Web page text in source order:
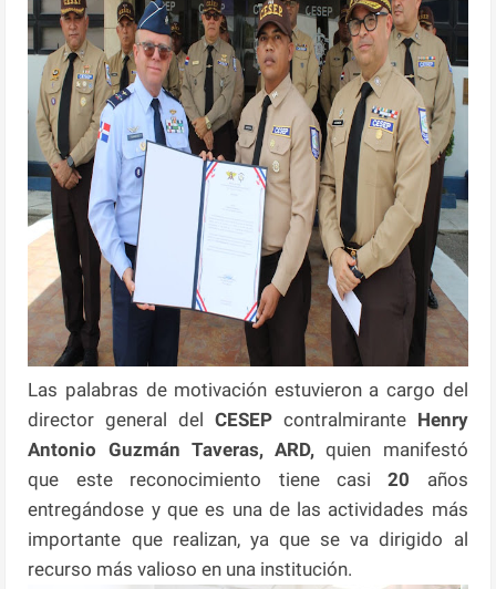
Las palabras de motivación estuvieron a cargo del
director general del CESEP contralmirante Henry
Antonio Guzmán Taveras, ARD, quien manifestó
que este reconocimiento tiene casi20 años
entregándose y que es una de las actividades más
importante que realizan, ya que se va dirigido al
recurso más valioso en una institución.